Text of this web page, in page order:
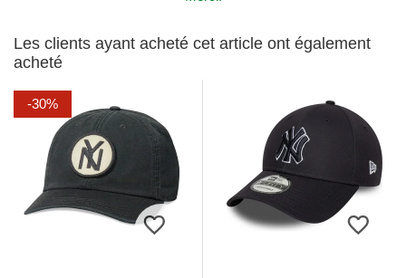
Les clients ayant acheté cet article ont également
acheté
-30%